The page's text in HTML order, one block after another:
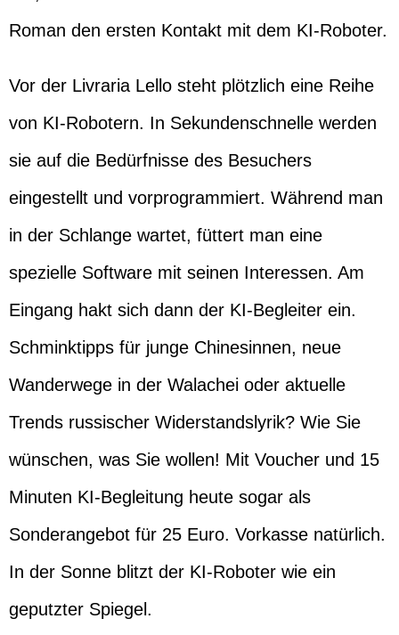
Roman den ersten Kontakt mit dem KI-Roboter.
Vor der Livraria Lello steht plötzlich eine Reihe
von KI-Robotern. In Sekundenschnelle werden
sie auf die Bedürfnisse des Besuchers
eingestellt und vorprogrammiert. Während man
in der Schlange wartet, füttert man eine
spezielle Software mit seinen Interessen. Am
Eingang hakt sich dann der KI-Begleiter ein.
Schminktipps für junge Chinesinnen, neue
Wanderwege in der Walachei oder aktuelle
Trends russischer Widerstandslyrik? Wie Sie
wünschen, was Sie wollen! Mit Voucher und 15
Minuten KI-Begleitung heute sogar als
Sonderangebot für 25 Euro. Vorkasse natürlich.
In der Sonne blitzt der KI-Roboter wie ein
geputzter Spiegel.